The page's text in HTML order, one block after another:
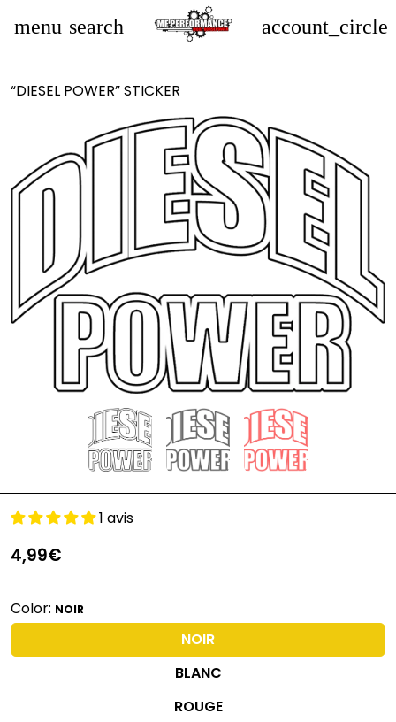
menu search account_circle
“DIESEL POWER” STICKER
1 avis
4,99€
Color: NOIR
NOIR
BLANC
ROUGE